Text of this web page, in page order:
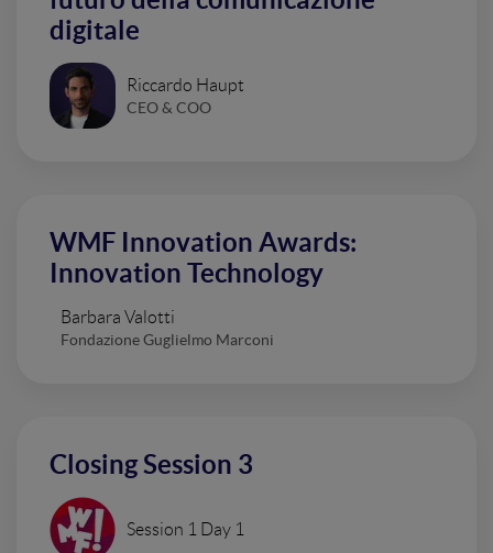
digitale
Riccardo Haupt
CEO & COO
WMF Innovation Awards:
Innovation Technology
Barbara Valotti
Fondazione Guglielmo Marconi
Closing Session 3
Session 1 Day 1